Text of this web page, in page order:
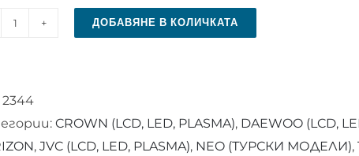
количество
управление
RC
43157
ДОБАВЯНЕ В КОЛИЧКАТА
2344
CROWN (LCD, LED, PLASMA), DAEWOO (LCD,
, JVC (LCD, LED, PLASMA), NEO (ТУРСКИ МОДЕЛИ),